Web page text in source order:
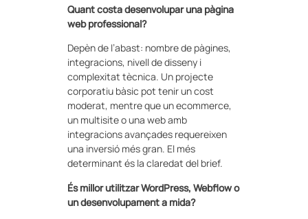
Quant costa desenvolupar una pàgina
web professional?
Depèn de l’abast: nombre de pàgines,
integracions, nivell de disseny i
complexitat tècnica. Un projecte
corporatiu bàsic pot tenir un cost
moderat, mentre que un ecommerce,
un multisite o una web amb
integracions avançades requereixen
una inversió més gran. El més
determinant és la claredat del brief.
És millor utilitzar WordPress, Webflow o
un desenvolupament a mida?